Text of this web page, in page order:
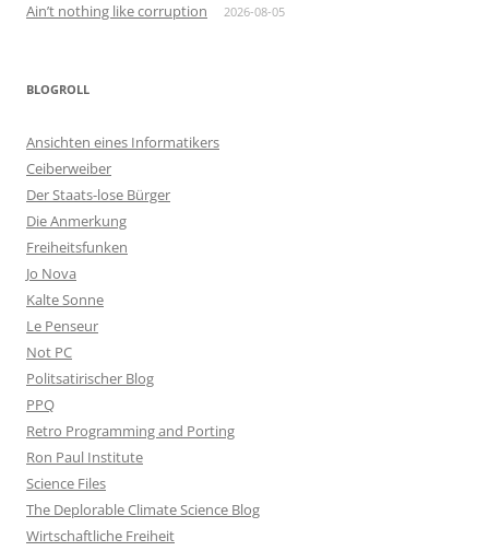
Ain’t nothing like corruption 2026-08-05
BLOGROLL
Ansichten eines Informatikers
Ceiberweiber
Der Staats-lose Bürger
Die Anmerkung
Freiheitsfunken
Jo Nova
Kalte Sonne
Le Penseur
Not PC
Politsatirischer Blog
PPQ
Retro Programming and Porting
Ron Paul Institute
Science Files
The Deplorable Climate Science Blog
Wirtschaftliche Freiheit